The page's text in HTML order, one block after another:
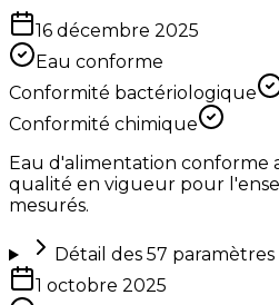
16 décembre 2025
Eau conforme
Conformité bactériologique
Conformité chimique
Eau d'alimentation conforme
qualité en vigueur pour
mesurés.
Détail des 57
1 octobre 2025